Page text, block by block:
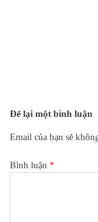
Để lại một bình luận
Email của bạn sẽ
Bình luận *